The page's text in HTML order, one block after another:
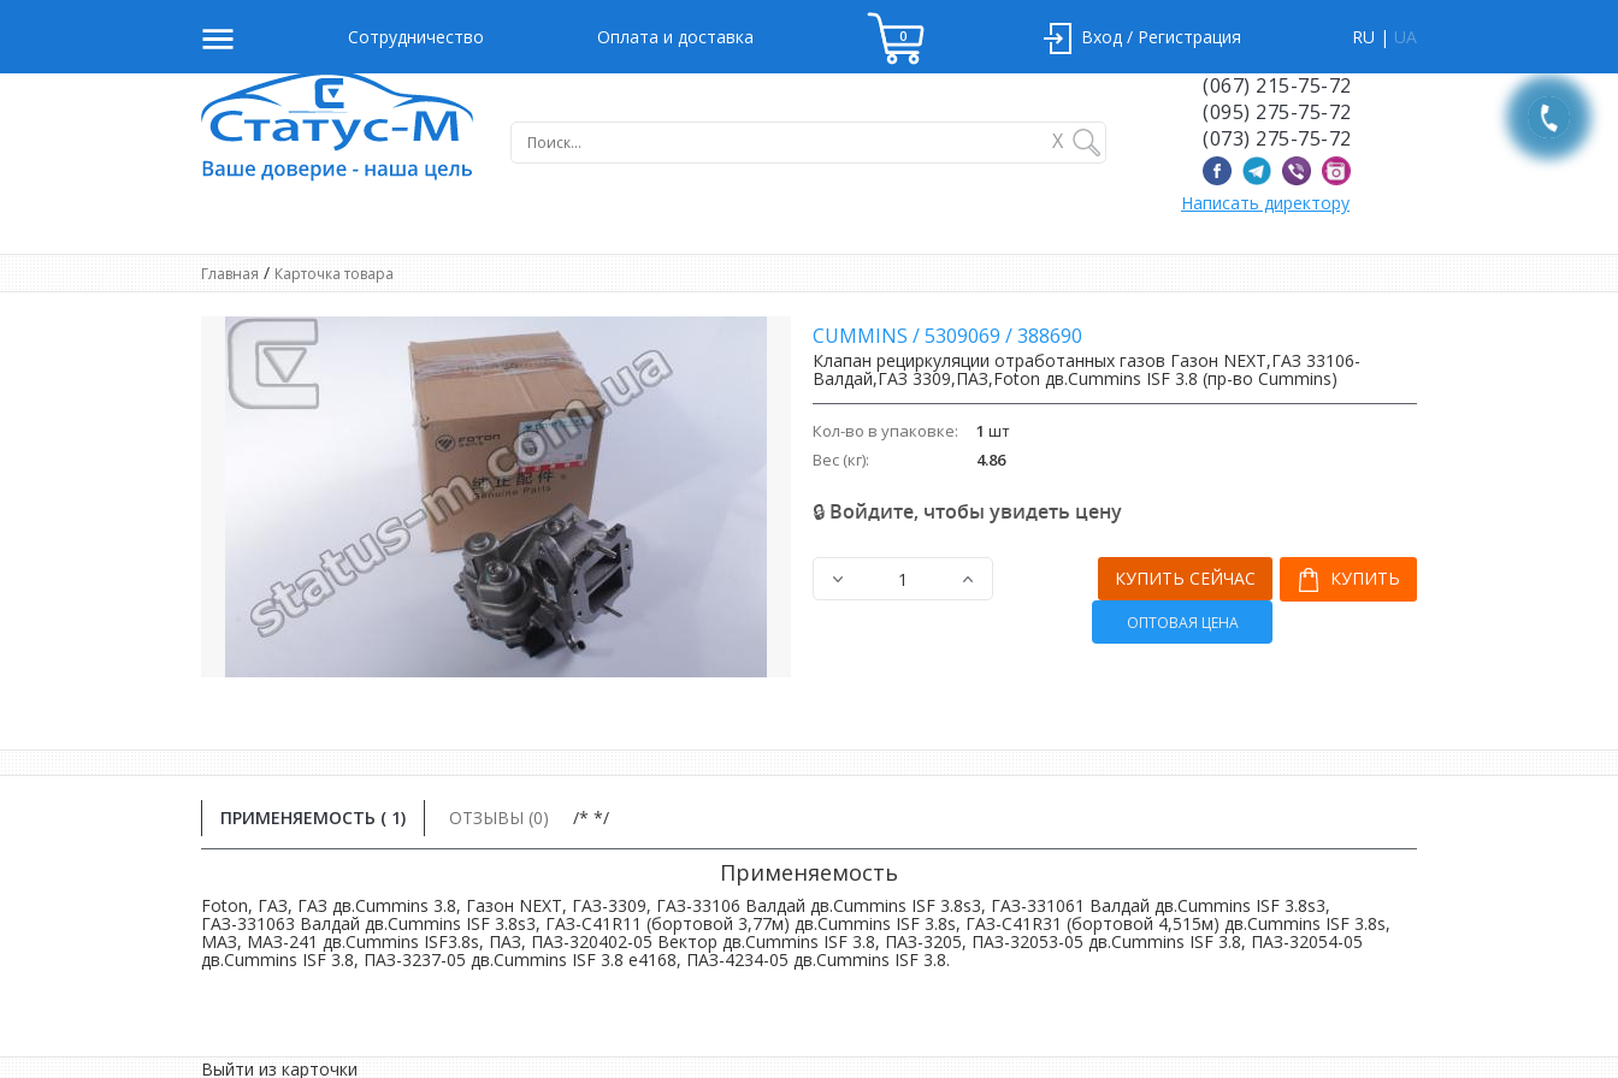
Сотрудничество Оплата и доставка Вход / Регистрация RU | UA
X
(067) 215-75-72
(095) 275-75-72
(073) 275-75-72
Написать директору
Главная / Карточка товара
CUMMINS /5309069 /388690
Клапан рециркуляции отработанных газов Газон NEXT,ГАЗ 33106-
Валдай,ГАЗ 3309,ПАЗ,Foton дв.Cummins ISF 3.8 (пр-во Cummins)
Кол-во в упаковке: 1 шт
Вес (кг):
4.86
🔒 Войдите, чтобы увидеть цену
КУПИТЬ
КУПИТЬ СЕЙЧАС
ОПТОВАЯ ЦЕНА
ПРИМЕНЯЕМОСТЬ ( 1) ОТЗЫВЫ (0) /* */
Применяемость
Foton, ГАЗ, ГАЗ дв.Сummins 3.8, Газон NEXT, ГАЗ-3309, ГАЗ-33106 Валдай дв.Cummins ISF 3.8s3, ГАЗ-331061 Валдай дв.Cummins ISF 3.8s3,
ГАЗ-331063 Валдай дв.Cummins ISF 3.8s3, ГАЗ-C41R11 (бортовой 3,77м) дв.Cummins ISF 3.8s, ГАЗ-C41R31 (бортовой 4,515м) дв.Cummins ISF 3.8s,
МАЗ, МАЗ-241 дв.Cummins ISF3.8s, ПАЗ, ПАЗ-320402-05 Вектор дв.Cummins ISF 3.8, ПАЗ-3205, ПАЗ-32053-05 дв.Cummins ISF 3.8, ПАЗ-32054-05
дв.Cummins ISF 3.8, ПАЗ-3237-05 дв.Cummins ISF 3.8 e4168, ПАЗ-4234-05 дв.Cummins ISF 3.8.
Выйти из карточки